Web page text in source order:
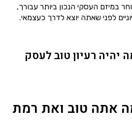
במיזם העסקי הנכון ביותר עבורך,
לפני שאתה יוצא לדרך כעצמאי.
יהיה רעיון טוב לעסק
אתה טוב ואת רמת